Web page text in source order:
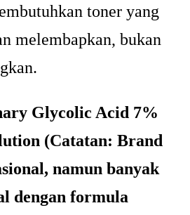
toner yang
melembapkan, bukan
Glycolic Acid 7%
(Catatan: Brand
namun banyak
dengan formula